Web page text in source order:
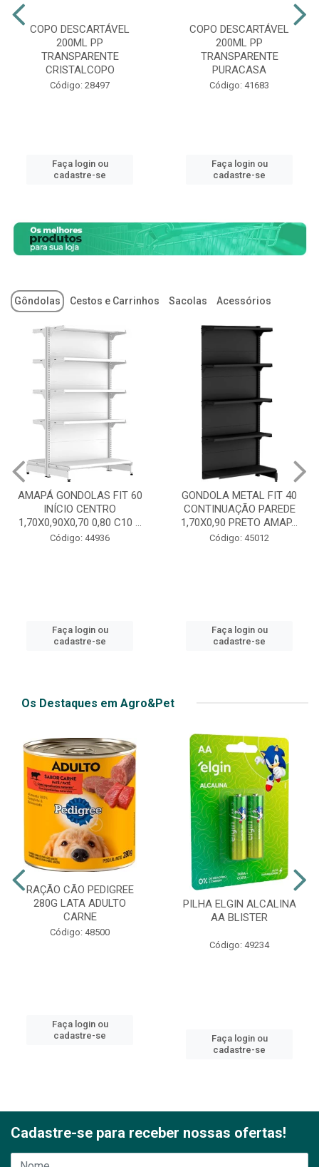
COPO DESCARTÁVEL
200ML PP
TRANSPARENTE
CRISTALCOPO
Código: 28497
Faça login ou
cadastre-se
COPO DESCARTÁVEL
200ML PP
TRANSPARENTE
PURACASA
Código: 41683
Faça login ou
cadastre-se
Gôndolas Cestos e Carrinhos Sacolas Acessórios
GONDOLA METAL FIT 40
CONTINUAÇÃO PAREDE
1,70X0,90 PRETO AMAP...
Código: 45012
Faça login ou
cadastre-se
GONDOLA METAL FIT 40
INICIO CENTRO 1,70X0,90
PRETO AMAPÁ
Código: 45013
cadastre-se
Os Destaques em Agro&Pet
RAÇÃO CÃO PEDIGREE
280G LATA ADULTO
CARNE
Código: 48500
Faça login ou
cadastre-se
PILHA ELGIN ALCALINA
AA BLISTER
Código: 49234
Faça login ou
cadastre-se
Cadastre-se para receber nossas ofertas!